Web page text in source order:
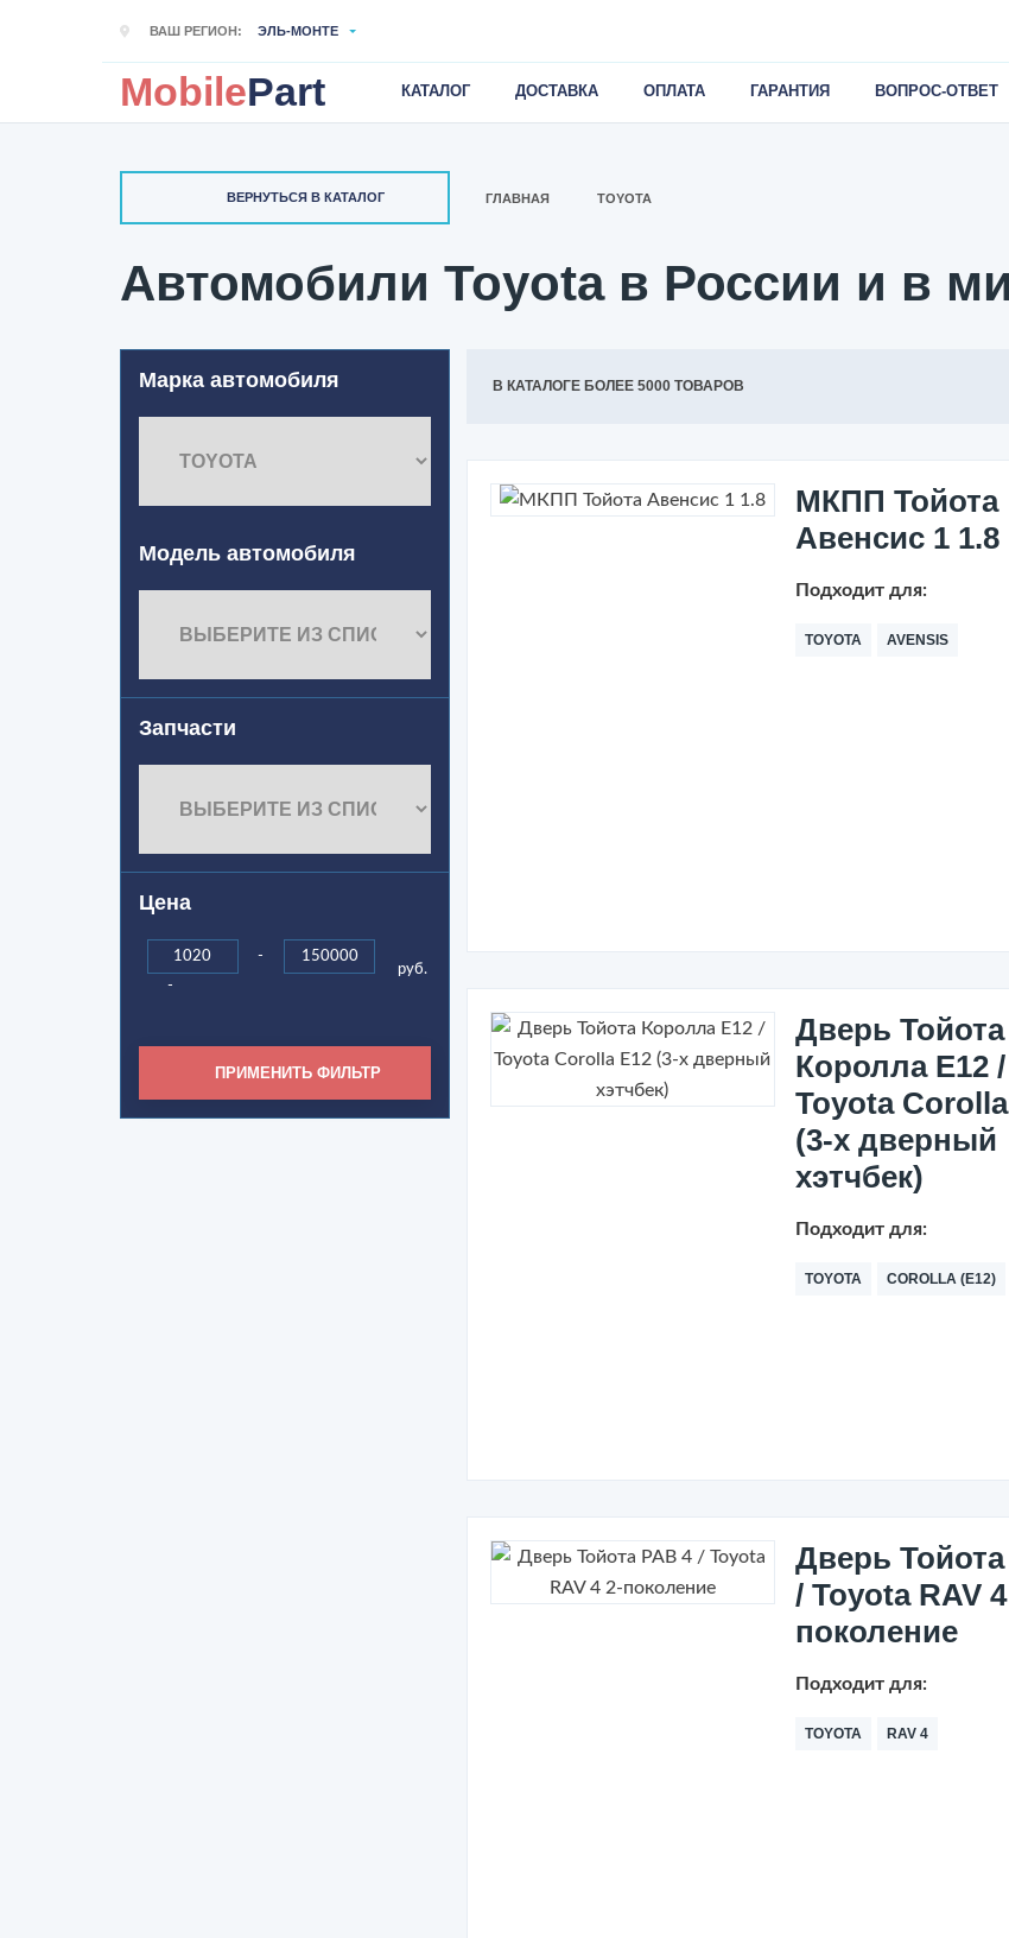
ВАШ РЕГИОН: ЭЛЬ-МОНТЕ
MobilePart КАТАЛОГ ДОСТАВКА ОПЛАТА ГАРАНТИЯ ВОПРОС-ОТВЕТ
ВЕРНУТЬСЯ В КАТАЛОГ ГЛАВНАЯ TOYOTA
Автомобили Toyota в России и в
Марка автомобиля
Модель автомобиля
Запчасти
Цена
-
-
руб.
ПРИМЕНИТЬ ФИЛЬТР
В КАТАЛОГЕ БОЛЕЕ 5000 ТОВАРОВ
МКПП Тойота
Авенсис 1 1.8
Подходит для:
TOYOTA AVENSIS
Дверь Тойота
Королла Е12 /
Toyota
(3-х дверный
хэтчбек)
Подходит для:
TOYOTA COROLLA (E12)
Дверь
/ Toyota RAV
поколение
Подходит для:
TOYOTA RAV 4